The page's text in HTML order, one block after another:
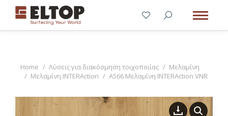
You are here:
Home Λύσεις για διακόσμηση τοιχοποιίας
Μελαμίνη
Μελαμίνη INTERAction
A566 Μελαμίνη INTERAction VNR